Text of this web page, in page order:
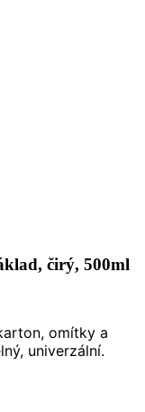
čirý, 500ml
omítky a
univerzální.